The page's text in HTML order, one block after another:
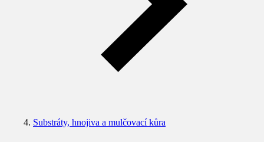
Substráty, hnojiva a mulčovací kůra